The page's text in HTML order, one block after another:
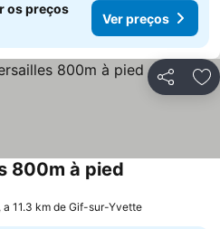
os preços
Ver preços
Partilhar
800m à pied
a 11.3 km de Gif-sur-Yvette